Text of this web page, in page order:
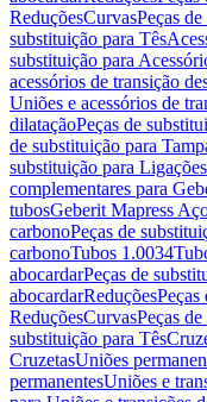
ReduçõesCurvasPeças
substituição para Tês
substituição para
acessórios de transição
Uniões e acessórios de
dilataçãoPeças de
de substituição para
substituição para
complementares para
tubosGeberit Mapress
carbonoPeças de
carbonoTubos 1.0034
abocardarPeças de
abocardarReduçõesPeças
ReduçõesCurvasPeças
substituição para Tês
CruzetasUniões
permanentesUniões e